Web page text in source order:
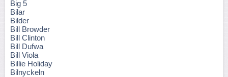
Big 5
Bilar
Bilder
Bill Browder
Bill Clinton
Bill Dufwa
Bill Viola
Billie Holiday
Bilnyckeln